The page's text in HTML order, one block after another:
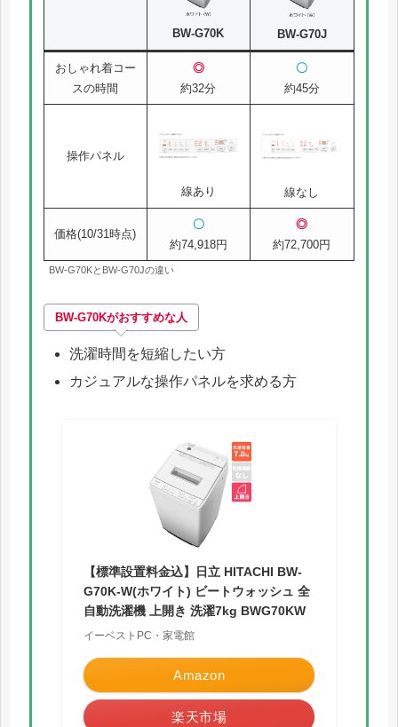
BW-G70K BW-G70J
おしゃれ着コー
スの時間
◎
約32分
〇
約45分
操作パネル
線あり 線なし
価格(10/31時点)
〇
約74,918円
◎
約72,700円
BW-G70KとBW-G70Jの違い
BW-G70Kがおすすめな人
洗濯時間を短縮したい方
カジュアルな操作パネルを求める方
【標準設置料金込】日立 HITACHI BW-
G70K-W(ホワイト) ビートウォッシュ 全
自動洗濯機 上開き 洗濯7kg BWG70KW
イーベストPC・家電館
Amazon
楽天市場